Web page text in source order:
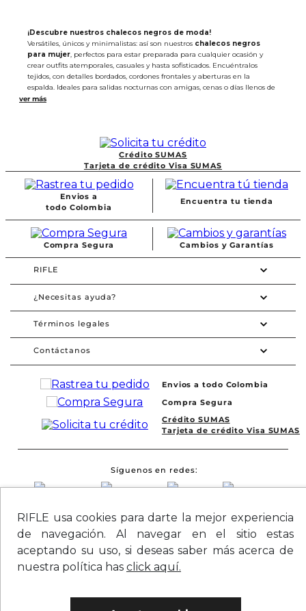
RIFLE usa cookies para darte la mejor experiencia
de navegación. Al navegar en el sitio estas
aceptando su uso, si deseas saber más acerca de
nuestra política has click aquí.
¡Descubre nuestros chalecos negros de moda!
Versátiles, únicos y minimalistas: así son nuestros chalecos negros
para mujer, perfectos para estar preparada para cualquier ocasión y
crear outfits atemporales, casuales y hasta sofisticados. Encuéntralos
tejidos, con detalles bordados, cordones frontales y aberturas en la
espalda. Ideales para salidas nocturnas con amigas, cenas o días llenos de
diversión.
dale un toque único a tu estilo. ¡Hazlo tuyo hoy mismo!
Crédito SUMAS
Tarjeta de crédito Visa SUMAS
Envios a
todo Colombia
Encuentra tu tienda
Compra Segura Cambios y Garantías
RIFLE
¿Necesitas ayuda?
Términos legales
Contáctanos
Envios a todo Colombia
Compra Segura
Crédito SUMAS
Tarjeta de crédito Visa SUMAS
Síguenos en redes